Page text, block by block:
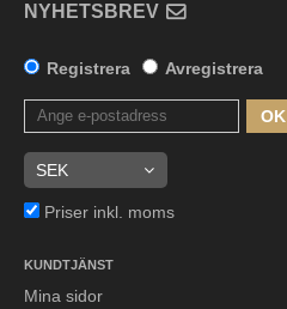
NYHETSBREV
Registrera Avregistrera
OK
Priser inkl. moms
KUNDTJÄNST
Mina sidor